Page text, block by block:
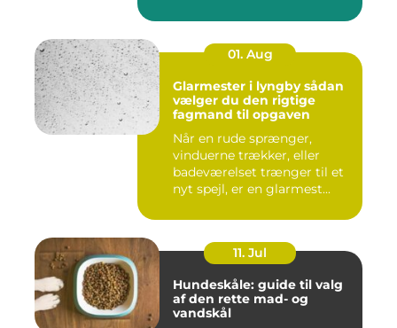
01. Aug
Glarmester i lyngby sådan
vælger du den rigtige
fagmand til opgaven
Når en rude sprænger,
vinduerne trækker, eller
badeværelset trænger til et
nyt spejl, er en glarmest...
11. Jul
Hundeskåle: guide til valg
af den rette mad- og
vandskål